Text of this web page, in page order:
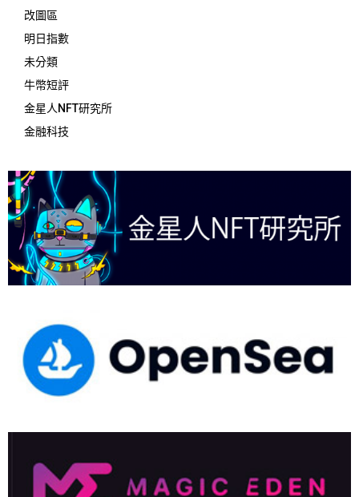
改圖區
明日指數
未分類
牛幣短評
金星人NFT研究所
金融科技